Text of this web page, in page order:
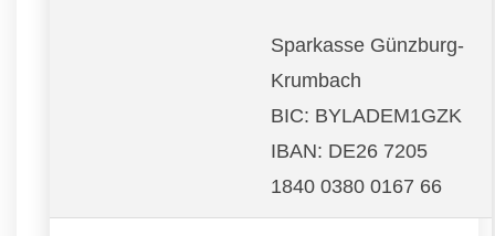
Sparkasse Günzburg-
Krumbach
BIC: BYLADEM1GZK
IBAN: DE26 7205
1840 0380 0167 66